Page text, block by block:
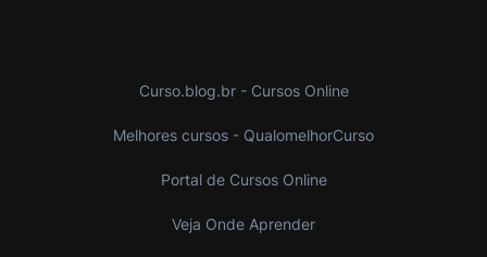
Curso.blog.br - Cursos Online
Melhores cursos - QualomelhorCurso
Portal de Cursos Online
Veja Onde Aprender